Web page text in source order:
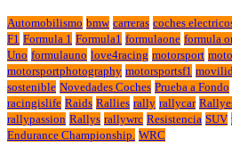
Automobilismo bmw carreras coches
F1 Formula 1 Formula1 formulaone formula
Uno formulauno love4racing motorsport
motorsportphotography motorsportsf1
sostenible Novedades Coches Prueba a Fondo
racingislife Raids Rallies rally rallycar
rallypassion Rallys rallywrc Resistencia SUV
Endurance Championship. WRC